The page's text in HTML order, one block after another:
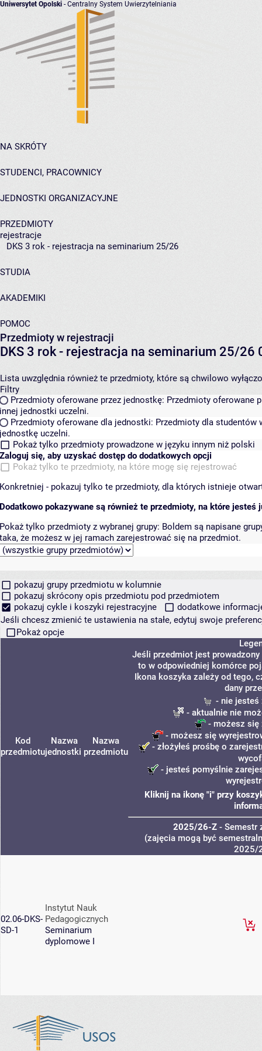
Uniwersytet Opolski - Centralny System Uwierzytelniania
NA SKRÓTY
STUDENCI, PRACOWNICY
JEDNOSTKI ORGANIZACYJNE
PRZEDMIOTY
rejestracje
DKS 3 rok - rejestracja na seminarium 25/26
STUDIA
AKADEMIKI
POMOC
Przedmioty w rejestracji
DKS 3 rok - rejestracja na seminarium 25/26
Lista uwzględnia również te przedmioty, które są chwilowo
Filtry
Przedmioty oferowane przez jednostkę: Przedmioty oferowane
innej jednostki uczelni.
Przedmioty oferowane dla jednostki: Przedmioty dla studentów
jednostkę uczelni.
Pokaż tylko przedmioty prowadzone w języku innym niż polski
Zaloguj się, aby uzyskać dostęp do dodatkowych opcji
Pokaż tylko te przedmioty, na które mogę się rejestrować
Konkretniej - pokazuj tylko te przedmioty, dla których istnieje
Dodatkowo pokazywane są również te przedmioty, na które jesteś
Pokaż tylko przedmioty z wybranej grupy: Boldem są napisane
taka, że możesz w jej ramach zarejestrować się na przedmiot.
pokazuj grupy przedmiotu w kolumnie
pokazuj skrócony opis przedmiotu pod przedmiotem
pokazuj cykle i koszyki rejestracyjne
dodatkowe
Jeśli chcesz zmienić te ustawienia na stałe, edytuj swoje
Pokaż opcje
Kod
przedmiotu
Nazwa
jednostki
Nazwa
przedmiotu
Jeśli przedmiot jest
to w odpowiedniej komórce
Ikona koszyka zależy od tego,
dany
- nie jesteś
- aktualnie nie
- możesz się
- możesz się
- złożyłeś prośbę o
- jesteś pomyślnie
Kliknij na ikonę "i" przy
2025/26-Z - Semestr
(zajęcia mogą być
2025/
02.06-DKS-
SD-1
Instytut Nauk
Pedagogicznych
Seminarium
dyplomowe I